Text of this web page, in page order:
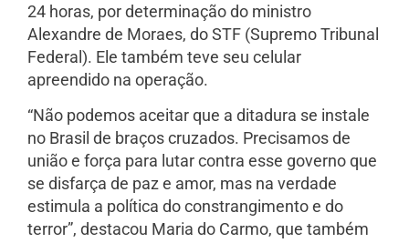
24 horas, por determinação do ministro
Alexandre de Moraes, do STF (Supremo Tribunal
Federal). Ele também teve seu celular
apreendido na operação.
“Não podemos aceitar que a ditadura se instale
no Brasil de braços cruzados. Precisamos de
união e força para lutar contra esse governo que
se disfarça de paz e amor, mas na verdade
estimula a política do constrangimento e do
terror”, destacou Maria do Carmo, que também